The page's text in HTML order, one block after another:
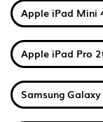
Apple iPad Mini
Apple iPad Pro
Samsung